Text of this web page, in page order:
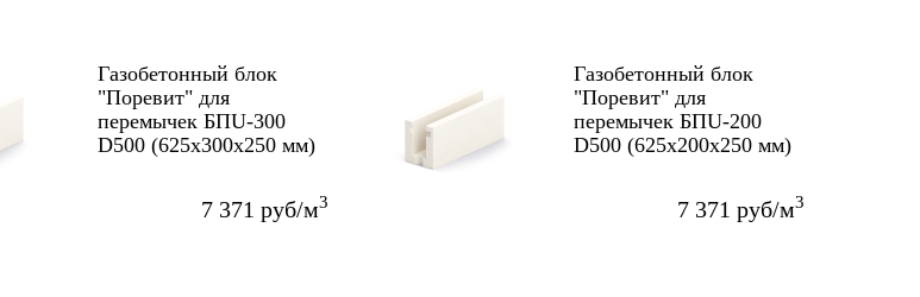
Газобетонный блок
"Поревит" для
перемычек БПU-300
D500 (625х300х250 мм)
7 371 руб/м3
Газобетонный блок
"Поревит" для
перемычек БПU-200
D500 (625х200х250 мм)
7 371 руб/м3